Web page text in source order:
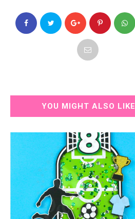
YOU MIGHT ALSO LIKE